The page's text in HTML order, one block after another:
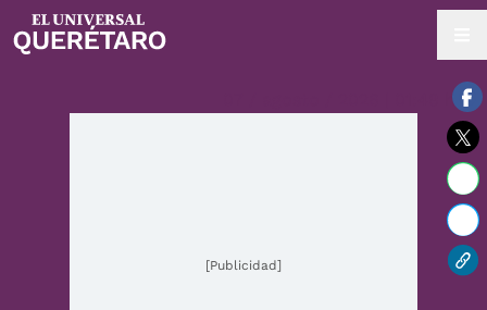
07 / agosto / 2026 | 01:48 hrs.
[Publicidad]